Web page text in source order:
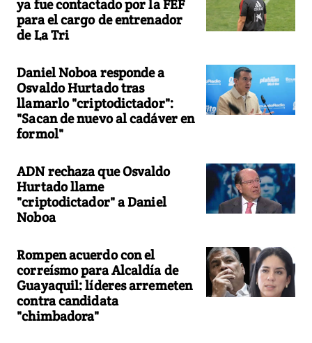
ya fue contactado por la FEF
para el cargo de entrenador
de La Tri
Daniel Noboa responde a
Osvaldo Hurtado tras
llamarlo "criptodictador":
"Sacan de nuevo al cadáver en
formol"
ADN rechaza que Osvaldo
Hurtado llame
"criptodictador" a Daniel
Noboa
Rompen acuerdo con el
correísmo para Alcaldía de
Guayaquil: líderes arremeten
contra candidata
"chimbadora"